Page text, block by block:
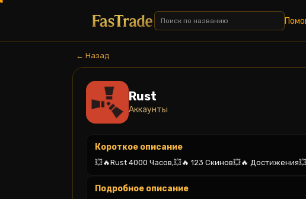
← Назад
Rust
Аккаунты
Короткое описание
💥🔥Rust 4000 Часов,💥🔥 123 Скинов💥🔥
Подробное описание